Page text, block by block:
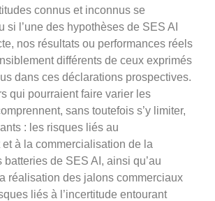
connus et inconnus se
si l’une des hypothèses de SES AI
nos résultats ou performances réels
différents de ceux exprimés
dans ces déclarations prospectives.
qui pourraient faire varier les
sans toutefois s’y limiter,
: les risques liés au
à la commercialisation de la
de SES AI, ainsi qu’au
réalisation des jalons commerciaux
liés à l’incertitude entourant